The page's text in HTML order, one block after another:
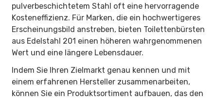
pulverbeschichtetem Stahl oft eine hervorragende
Kosteneffizienz. Für Marken, die ein hochwertigeres
Erscheinungsbild anstreben, bieten Toilettenbürsten
aus Edelstahl 201 einen höheren wahrgenommenen
Wert und eine längere Lebensdauer.
Indem Sie Ihren Zielmarkt genau kennen und mit
einem erfahrenen Hersteller zusammenarbeiten,
können Sie ein Produktsortiment aufbauen, das den